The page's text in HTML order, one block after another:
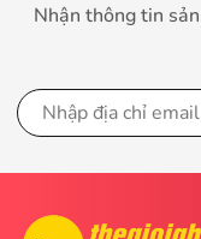
Nhận thông tin